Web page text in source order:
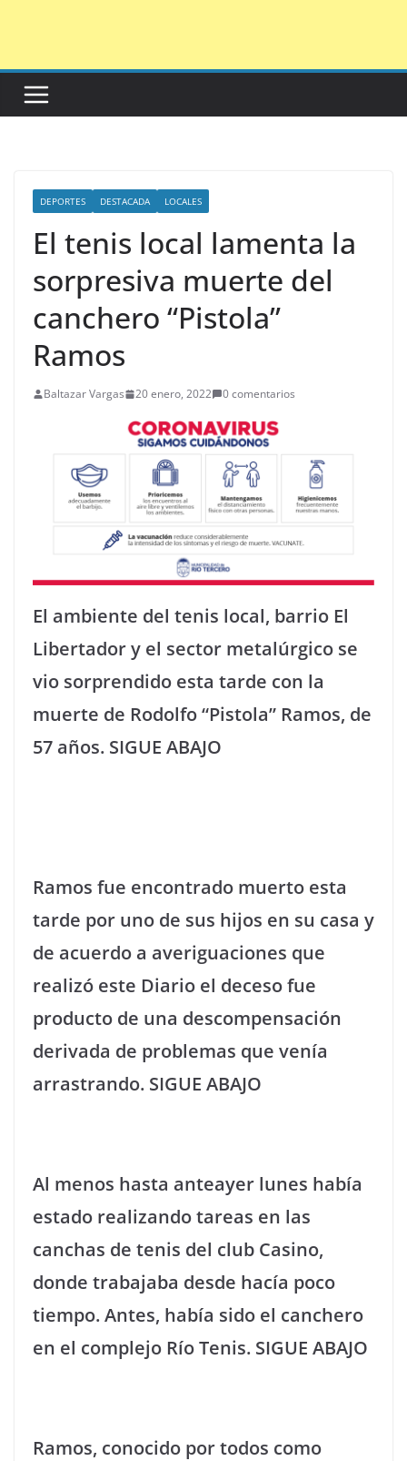
DEPORTES DESTACADA LOCALES
El tenis local lamenta la
sorpresiva muerte del
canchero “Pistola”
Ramos
Baltazar Vargas 20 enero, 2022 0 comentarios
El ambiente del tenis local, barrio El
Libertador y el sector metalúrgico se
vio sorprendido esta tarde con la
muerte de Rodolfo “Pistola” Ramos, de
57 años. SIGUE ABAJO
Ramos fue encontrado muerto esta
tarde por uno de sus hijos en su casa y
de acuerdo a averiguaciones que
realizó este Diario el deceso fue
producto de una descompensación
derivada de problemas que venía
arrastrando. SIGUE ABAJO
Al menos hasta anteayer lunes había
estado realizando tareas en las
canchas de tenis del club Casino,
donde trabajaba desde hacía poco
tiempo. Antes, había sido el canchero
en el complejo Río Tenis. SIGUE ABAJO
Ramos, conocido por todos como